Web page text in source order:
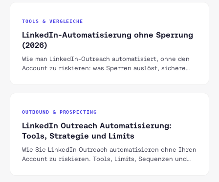
TOOLS & VERGLEICHE
LinkedIn-Automatisierung ohne Sperrung
(2026)
Wie man LinkedIn-Outreach automatisiert, ohne den
Account zu riskieren: was Sperren auslöst, sichere
OUTBOUND & PROSPECTING
LinkedIn Outreach Automatisierung:
Tools, Strategie und Limits
Wie Sie LinkedIn Outreach automatisieren ohne Ihren
Account zu riskieren. Tools, Limits, Sequenzen und